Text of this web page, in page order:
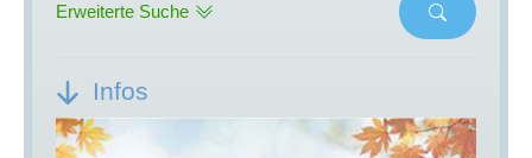
Erweiterte Suche
Infos